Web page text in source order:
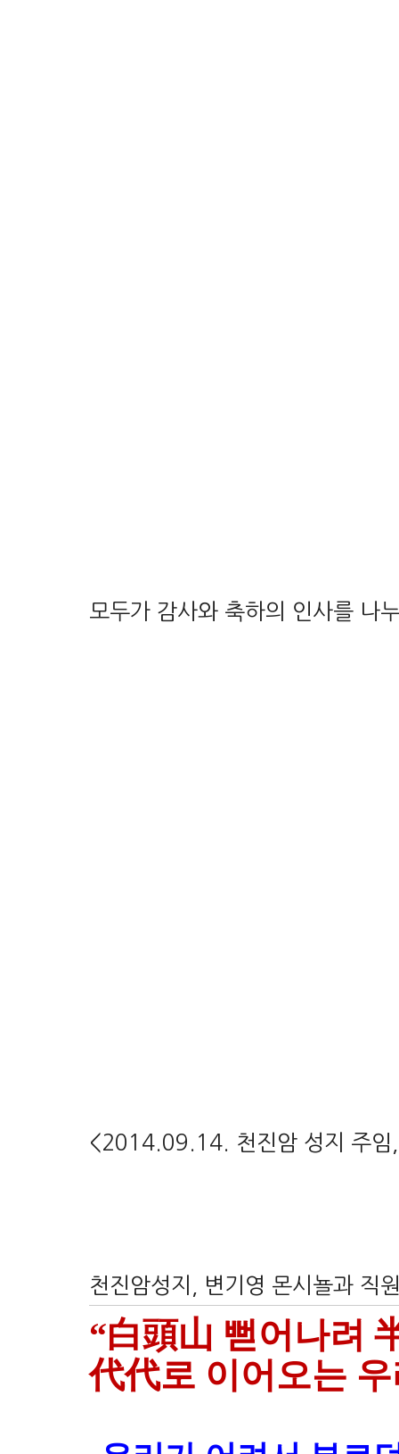
모두가 감사와 축하의 인사를 나
<2014.09.14. 천진암 성지 주임
천진암성지, 변기영 몬시뇰과
“白頭山 뻗어나려
代代로 이어오는